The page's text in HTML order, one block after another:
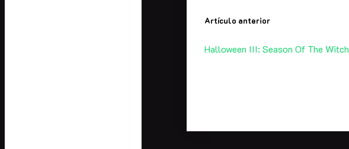
Artículo anterior
Halloween III: Season Of The Witch